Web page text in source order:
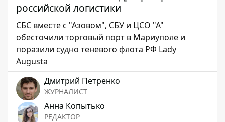
российской логистики
СБС вместе с "Азовом", СБУ и ЦСО "А"
обесточили торговый порт в Мариуполе и
поразили судно теневого флота РФ Lady
Augusta
Дмитрий Петренко
ЖУРНАЛИСТ
Анна Копытько
РЕДАКТОР